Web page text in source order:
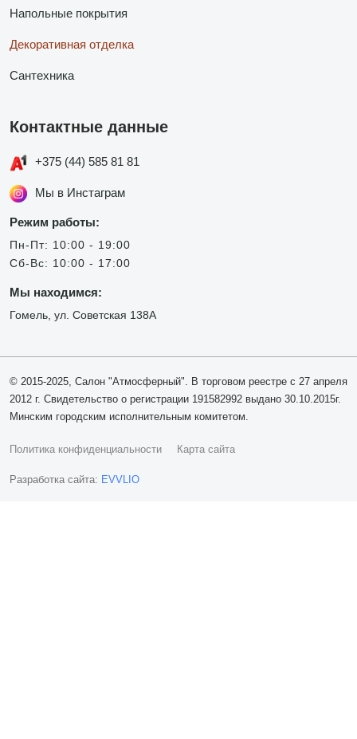
Напольные покрытия
Декоративная отделка
Сантехника
Контактные данные
+375 (44) 585 81 81
Мы в Инстаграм
Режим работы:
Пн-Пт: 10:00 - 19:00
Сб-Вс: 10:00 - 17:00
Мы находимся:
Гомель, ул. Советская 138А
© 2015-2025, Салон "Атмосферный". В торговом реестре с 27 апреля
2012 г. Свидетельство о регистрации 191582992 выдано 30.10.2015г.
Минским городским исполнительным комитетом.
Политика конфиденциальности Карта сайта
Разработка сайта: EVVLIO